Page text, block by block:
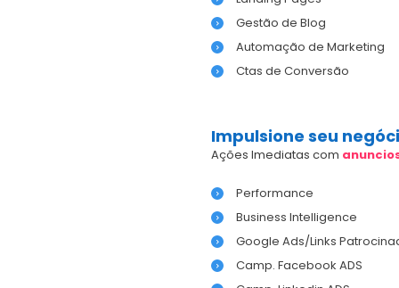
Gestão de Blog
Automação de Marketing
Ctas de Conversão
Impulsione seu
Ações Imediatas com
Performance
Business Intelligence
Google Ads/Links
Camp. Facebook ADS